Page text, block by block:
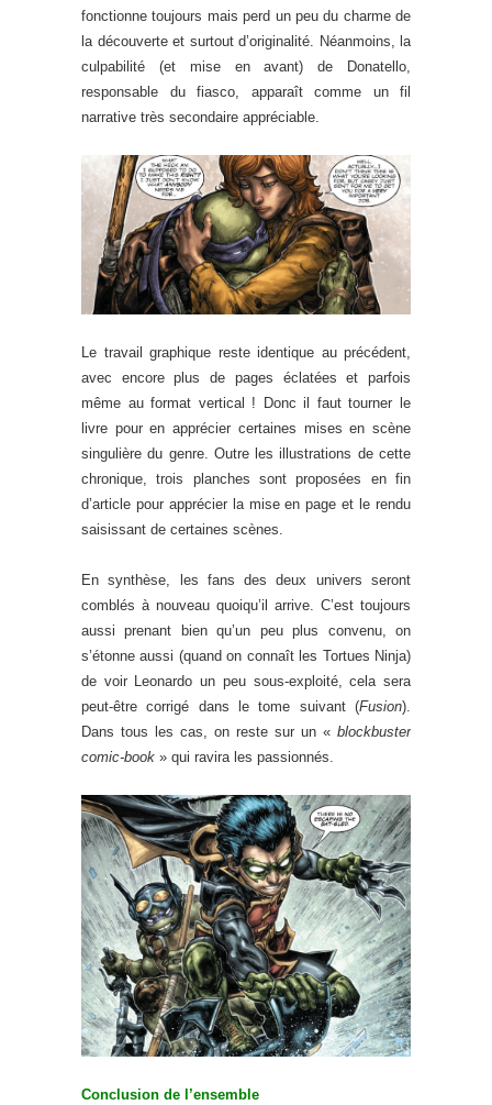
fonctionne toujours mais perd un peu du charme de
la découverte et surtout d’originalité. Néanmoins, la
culpabilité (et mise en avant) de Donatello,
responsable du fiasco, apparaît comme un fil
narrative très secondaire appréciable.
Le travail graphique reste identique au précédent,
avec encore plus de pages éclatées et parfois
même au format vertical ! Donc il faut tourner le
livre pour en apprécier certaines mises en scène
singulière du genre. Outre les illustrations de cette
chronique, trois planches sont proposées en fin
d’article pour apprécier la mise en page et le rendu
saisissant de certaines scènes.
En synthèse, les fans des deux univers seront
comblés à nouveau quoiqu’il arrive. C’est toujours
aussi prenant bien qu’un peu plus convenu, on
s’étonne aussi (quand on connaît les Tortues Ninja)
de voir Leonardo un peu sous-exploité, cela sera
peut-être corrigé dans le tome suivant (Fusion).
Dans tous les cas, on reste sur un « blockbuster
comic-book » qui ravira les passionnés.
Conclusion de l’ensemble